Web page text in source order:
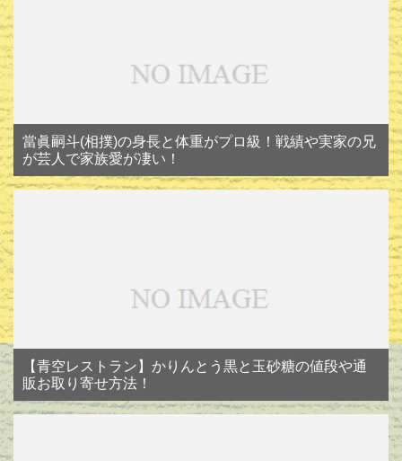
當眞嗣斗(相撲)の身長と体重がプロ級！戦績や実家の兄
が芸人で家族愛が凄い！
【青空レストラン】かりんとう黒と玉砂糖の値段や通
販お取り寄せ方法！